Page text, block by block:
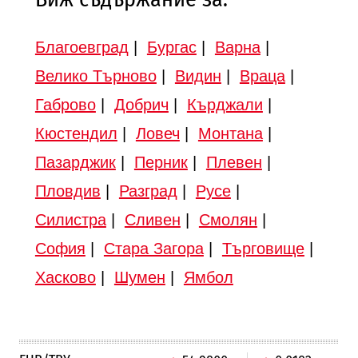
Благоевград Бургас| Варна|
Велико Търново| Видин Враца|
Габрово| Добрич Кърджали
Кюстендил
Ловеч Монтана|
Пазарджик| Перник| Плевен
Пловдив
Разград Русе|
Силистра| Сливен Смолян
София
Стара Загора| Търговище|
Хасково| Шумен Ямбол